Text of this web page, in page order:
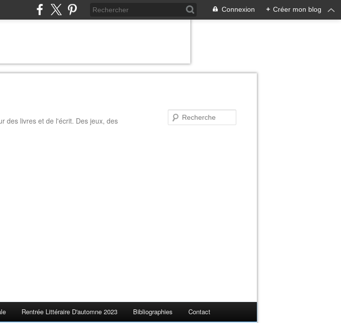
Connexion + Créer mon blog
des livres et de l'écrit. Des jeux, des
Rentrée Littéraire D'automne 2023 Bibliographies Contact